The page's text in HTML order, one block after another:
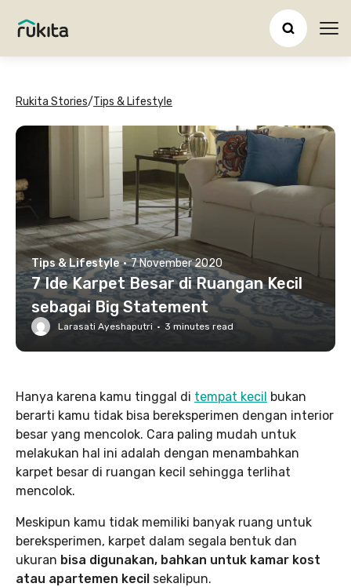
Rukita Stories/Tips & Lifestyle
Tips & Lifestyle · 7 November 2020
7 Ide Karpet Besar di Ruangan Kecil
sebagai Big Statement
Larasati Ayeshaputri · 3 minutes read
Hanya karena kamu tinggal di tempat kecil bukan
berarti kamu tidak bisa bereksperimen dengan interior
besar yang mencolok. Cara paling mudah untuk
melakukan hal ini adalah dengan menambahkan
karpet besar di ruangan kecil sehingga terlihat
mencolok.
Meskipun kamu tidak memiliki banyak ruang untuk
bereksperimen, karpet dalam segala bentuk dan
ukuran bisa digunakan, bahkan untuk kamar kost
atau apartemen kecil sekalipun.